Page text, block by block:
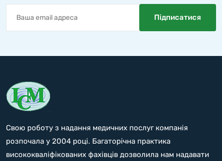
Свою роботу з надання медичних послуг компанія
розпочала у 2004 році. Багаторічна практика
висококваліфікованих фахівців дозволила нам надавати